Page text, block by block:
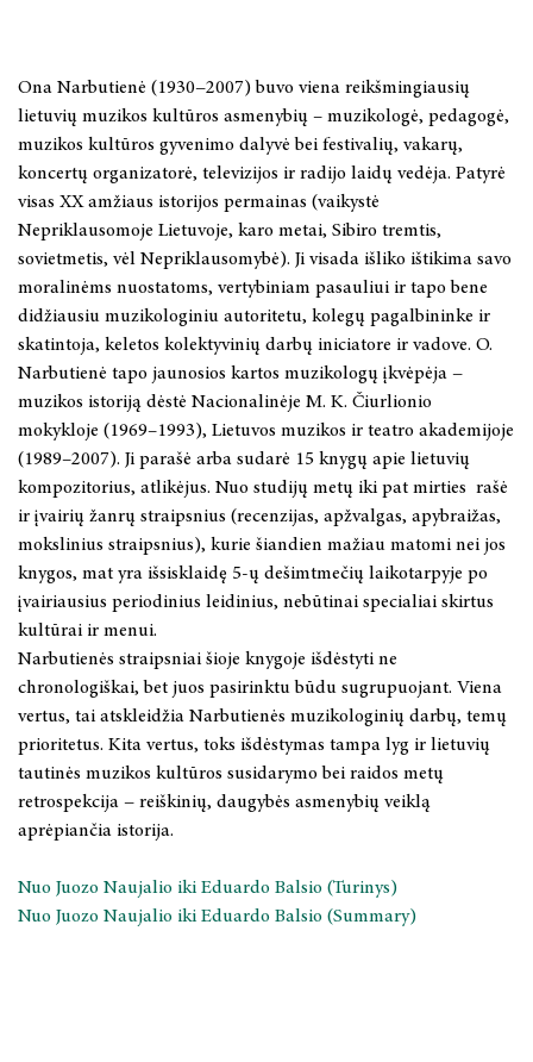
XVIII a. II pusės – XIX a. muzikinė Lietuvos dvarų kultūra:
stiliaus epochų sankirtos
Vargonų muzika Lietuvoje XX a. Kūrybos modernizmas
Albina Makūnaitė: dramatinė dailės poetika
Henrikas Kačinskas
Romantizmo idėjos lietuvių teatre
Lietuvių teatro istorija. Trečioji knyga: 1970 – 1980
FILOSOFIJA
LYGINAMIEJI CIVILIZACIJŲ TYRIMAI
MONOGRAFIJOS, STUDIJOS, TAIKOMIEJI LEIDINIAI
STRAIPSNIŲ RINKINIAI
BOOKS IN ENGLISH
KNYGYNAS
LKTI VIRTUALIOJI BIBLIOTEKA
Ona Narbutienė (1930−2007) buvo viena reikšmingiausių
lietuvių muzikos kultūros asmenybių – muzikologė, pedagogė,
muzikos kultūros gyvenimo dalyvė bei festivalių, vakarų,
koncertų organizatorė, televizijos ir radijo laidų vedėja. Patyrė
visas XX amžiaus istorijos permainas (vaikystė
Nepriklausomoje Lietuvoje, karo metai, Sibiro tremtis,
sovietmetis, vėl Nepriklausomybė). Ji visada išliko ištikima savo
moralinėms nuostatoms, vertybiniam pasauliui ir tapo bene
didžiausiu muzikologiniu autoritetu, kolegų pagalbininke ir
skatintoja, keletos kolektyvinių darbų iniciatore ir vadove. O.
Narbutienė tapo jaunosios kartos muzikologų įkvėpėja −
muzikos istoriją dėstė Nacionalinėje M. K. Čiurlionio
mokykloje (1969–1993), Lietuvos muzikos ir teatro akademijoje
(1989–2007). Ji parašė arba sudarė 15 knygų apie lietuvių
kompozitorius, atlikėjus. Nuo studijų metų iki pat mirties rašė
ir įvairių žanrų straipsnius (recenzijas, apžvalgas, apybraižas,
mokslinius straipsnius), kurie šiandien mažiau matomi nei jos
knygos, mat yra išsisklaidę 5-ų dešimtmečių laikotarpyje po
įvairiausius periodinius leidinius, nebūtinai specialiai skirtus
kultūrai ir menui.
Narbutienės straipsniai šioje knygoje išdėstyti ne
chronologiškai, bet juos pasirinktu būdu sugrupuojant. Viena
vertus, tai atskleidžia Narbutienės muzikologinių darbų, temų
prioritetus. Kita vertus, toks išdėstymas tampa lyg ir lietuvių
tautinės muzikos kultūros susidarymo bei raidos metų
retrospekcija − reiškinių, daugybės asmenybių veiklą
aprėpiančia istorija.
Nuo Juozo Naujalio iki Eduardo Balsio (Turinys)
Nuo Juozo Naujalio iki Eduardo Balsio (Summary)